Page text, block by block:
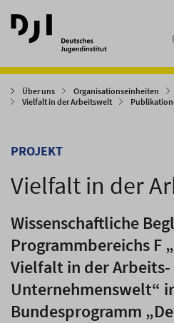
Direkt
zum
Hauptinhalt
Direkt
zum
Hauptmenü
Über uns Organisationseinheiten
Vielfalt in der Arbeitswelt
PROJEKT
Vielfalt in der
Wissenschaftliche
Programmbereichs F
Vielfalt in der Arbeits-
Unternehmenswelt“
Bundesprogramm